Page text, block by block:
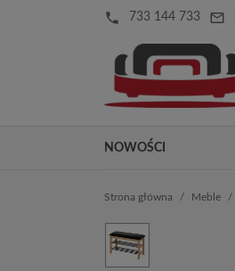
local_phone 733 144 733 mail_outline
NOWOŚCI
Strona główna Meble